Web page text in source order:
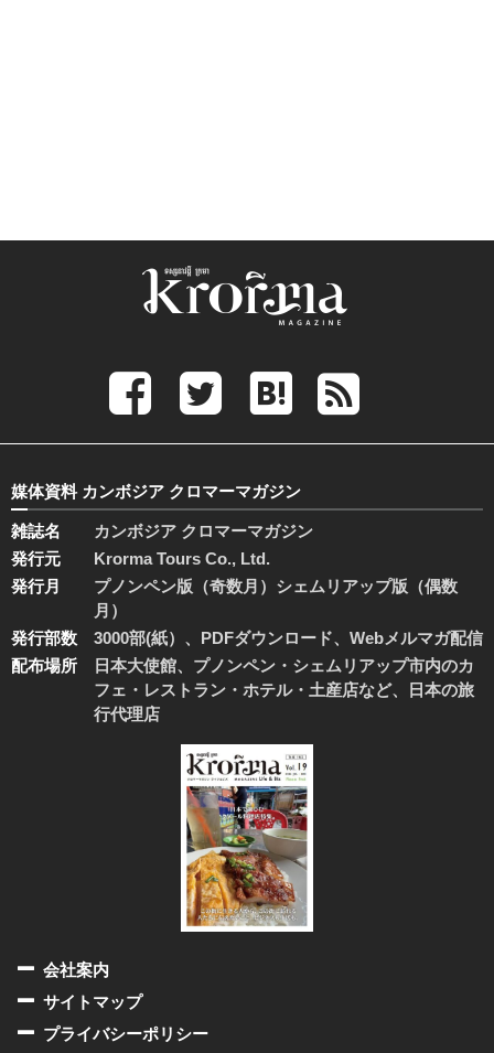
媒体資料 カンボジア クロマーマガジン
雑誌名
カンボジア クロマーマガジン
発行元
Krorma Tours Co., Ltd.
発行月
プノンペン版（奇数月）シェムリアップ版（偶数
月）
発行部数
3000部(紙）、PDFダウンロード、Webメルマガ配信
配布場所
日本大使館、プノンペン・シェムリアップ市内のカ
フェ・レストラン・ホテル・土産店など、日本の旅
行代理店
会社案内
サイトマップ
プライバシーポリシー